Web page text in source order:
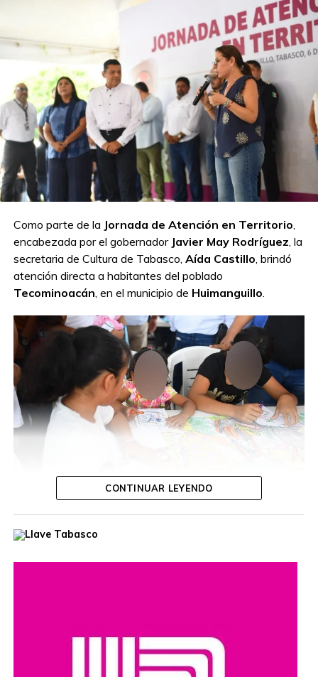
Reitera Cultura invitación a participar en
concursos tradicionales, en el marco de la
Feria Tabasco 2025
Como parte de la Jornada de Atención en Territorio
encabezada por el gobernador Javier May Rodríguez , la
secretaria de Cultura de Tabasco, Aída Castillo , brindó
atención directa a habitantes del poblado
Tecominoacán , en el municipio de Huimanguillo
Durante la jornada, la funcionaria escuchó las inquietudes
de las y los ciudadanos, ofreció orientación personalizada
autoridades y la población, además de reafirmar el
compromiso de impulsar acciones y programas que
promuevan el acceso a la cultura y el desarrollo de las
CONTINUAR LEYENDO